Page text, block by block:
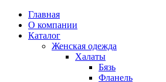
Главная
О компании
Каталог
Женская одежда
Халаты
Бязь
Фланель